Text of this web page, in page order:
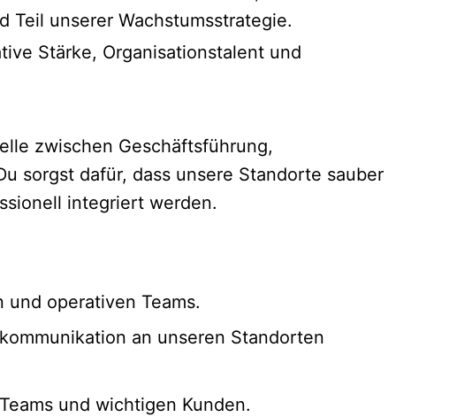
Teil unserer Wachstumsstrategie.
Stärke, Organisationstalent und
zwischen Geschäftsführung,
sorgst dafür, dass unsere Standorte sauber
integriert werden.
operativen Teams.
an unseren Standorten
und wichtigen Kunden.